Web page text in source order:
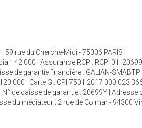
rue du Cherche-Midi - 75006 PARIS |
: 42 000 | Assurance RCP :
de garantie financière : GALIAN-SMABTP.
000 | Carte G : CPI 7501 2017 000 023
de caisse de garantie : 20699Y | Adresse
du médiateur : 2 rue de Colmar - 94300